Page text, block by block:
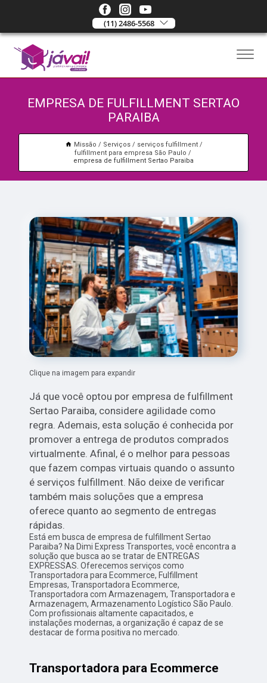
(11) 2486-5568
EMPRESA DE FULFILLMENT SERTAO
PARAIBA
Missão Serviços
serviços fulfillment
fulfillment para empresa São Paulo
empresa de fulfillment Sertao Paraiba
Clique na imagem para expandir
Já que você optou por empresa de fulfillment
Sertao Paraiba, considere agilidade como
regra. Ademais, esta solução é conhecida por
promover a entrega de produtos comprados
virtualmente. Afinal, é o melhor para pessoas
que fazem compas virtuais quando o assunto
é serviços fulfillment. Não deixe de verificar
também mais soluções que a empresa
oferece quanto ao segmento de entregas
rápidas.
Está em busca de empresa de fulfillment Sertao
Paraiba? Na Dimi Express Transportes, você encontra a
solução que busca ao se tratar de ENTREGAS
EXPRESSAS. Oferecemos serviços como
Transportadora para Ecommerce, Fulfillment
Empresas, Transportadora Ecommerce,
Transportadora com Armazenagem, Transportadora e
Armazenagem, Armazenamento Logístico São Paulo.
Com profissionais altamente capacitados, e
instalações modernas, a organização é capaz de se
destacar de forma positiva no mercado.
Transportadora para Ecommerce